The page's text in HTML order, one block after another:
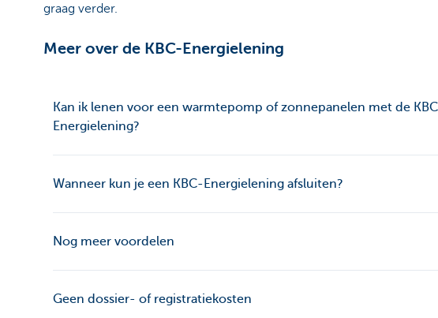
graag verder.
Meer over de KBC-Energielening
Kan ik lenen voor een warmtepomp of zonnepanelen met de
Energielening?
Wanneer kun je een KBC-Energielening afsluiten?
Nog meer voordelen
Geen dossier- of registratiekosten